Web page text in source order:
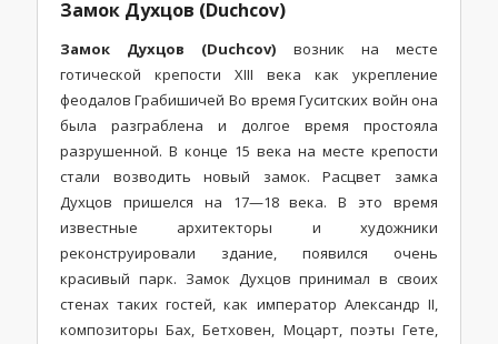
Замок Духцов (Duchcov)
Замок Духцов (Duchcov) возник на месте
готической крепости XIII века как укрепление
феодалов Грабишичей Во время Гуситских войн она
была разграблена и долгое время простояла
разрушенной. В конце 15 века на месте крепости
стали возводить новый замок. Расцвет замка
Духцов пришелся на 17—18 века. В это время
известные архитекторы и художники
реконструировали здание, появился очень
красивый парк. Замок Духцов принимал в своих
стенах таких гостей, как император Александр II,
композиторы Бах, Бетховен, Моцарт, поэты Гете,